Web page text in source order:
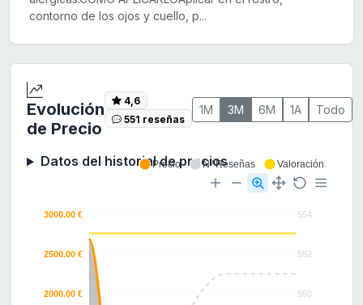
contorno de los ojos y cuello, p...
Evolución
de Precio
4,6
551 reseñas
1M 3M 6M 1A Todo
Datos del historial de precios
554
552
550
3000.00 €
2500.00 €
2000.00 €
Precio Nº Reseñas Valoración